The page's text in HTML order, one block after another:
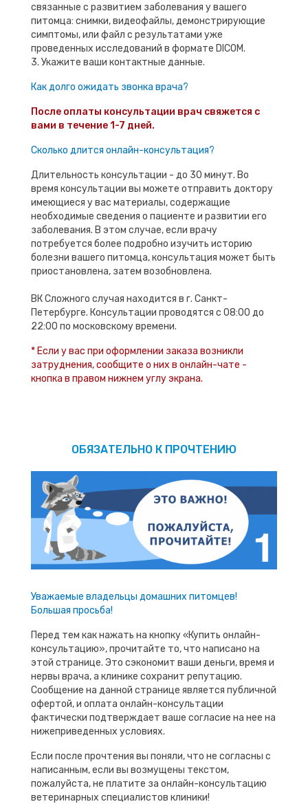
связанные с развитием заболевания у вашего
питомца: снимки, видеофайлы, демонстрирующие
симптомы, или файл с результатами уже
проведенных исследований в формате DICOM.
3. Укажите ваши контактные данные.
Как долго ожидать звонка врача?
После оплаты консультации врач свяжется с
вами в течение 1-7 дней.
Сколько длится онлайн-консультация?
Длительность консультации - до 30 минут. Во
время консультации вы можете отправить доктору
имеющиеся у вас материалы, содержащие
необходимые сведения о пациенте и развитии его
заболевания. В этом случае, если врачу
потребуется более подробно изучить историю
болезни вашего питомца, консультация может быть
приостановлена, затем возобновлена.
ВК Сложного случая находится в г. Санкт-
Петербурге. Консультации проводятся с 08:00 до
22:00 по московскому времени.
* Если у вас при оформлении заказа возникли
затруднения, сообщите о них в онлайн-чате -
кнопка в правом нижнем углу экрана.
ОБЯЗАТЕЛЬНО К ПРОЧТЕНИЮ
Уважаемые владельцы домашних питомцев!
Большая просьба!
Перед тем как нажать на кнопку «Купить онлайн-
консультацию», прочитайте то, что написано на
этой странице. Это сэкономит ваши деньги, время и
нервы врача, а клинике сохранит репутацию.
Сообщение на данной странице является публичной
офертой, и оплата онлайн-консультации
фактически подтверждает ваше согласие на нее на
нижеприведенных условиях.
Если после прочтения вы поняли, что не согласны с
написанным, если вы возмущены текстом,
пожалуйста, не платите за онлайн-консультацию
ветеринарных специалистов клиники!